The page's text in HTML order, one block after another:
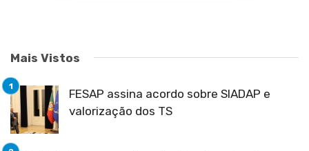
Mais Vistos
FESAP assina acordo sobre SIADAP e
valorização dos TS